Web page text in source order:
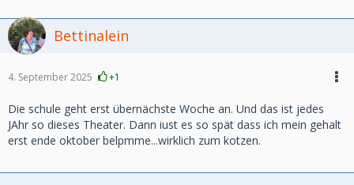
Bettinalein
4. September 2025 +1
Die schule geht erst übernächste Woche an. Und das ist jedes
JAhr so dieses Theater. Dann iust es so spät dass ich mein gehalt
erst ende oktober belpmme...wirklich zum kotzen.